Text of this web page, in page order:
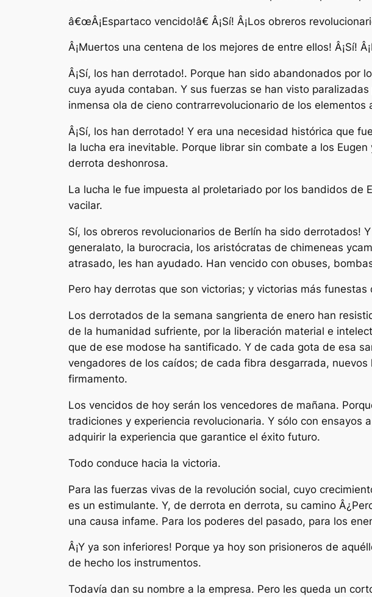
â€œÂ¡Espartaco vencido!â€ Â¡Sí! Â¡Los obreros
Â¡Muertos una centena de los mejores de entre ellos! Â¡Sí!
Â¡Sí, los han derrotado!. Porque han sido abandonados por
cuya ayuda contaban. Y sus fuerzas se han visto
inmensa ola de cieno contrarrevolucionario de los
Â¡Sí, los han derrotado! Y era una necesidad histórica que
la lucha era inevitable. Porque librar sin combate a los
derrota deshonrosa.
La lucha le fue impuesta al proletariado por los bandidos
vacilar.
Sí, los obreros revolucionarios de Berlín ha sido derrotados!
generalato, la burocracia, los aristócratas de chimeneas
atrasado, les han ayudado. Han vencido con obuses,
Pero hay derrotas que son victorias; y victorias más funestas
Los derrotados de la semana sangrienta de enero han
de la humanidad sufriente, por la liberación material e
que de ese modose ha santificado. Y de cada gota de esa
vengadores de los caídos; de cada fibra desgarrada,
firmamento.
Los vencidos de hoy serán los vencedores de mañana.
tradiciones y experiencia revolucionaria. Y sólo con
adquirir la experiencia que garantice el éxito futuro.
Todo conduce hacia la victoria.
Para las fuerzas vivas de la revolución social, cuyo
es un estimulante. Y, de derrota en derrota, su camino
una causa infame. Para los poderes del pasado, para los
Â¡Y ya son inferiores! Porque ya hoy son prisioneros de
de hecho los instrumentos.
Todavía dan su nombre a la empresa. Pero les queda un